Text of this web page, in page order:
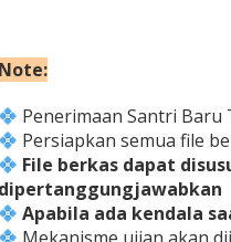
Note:
Penerimaan Santri Baru
Persiapkan semua file
File berkas dapat
dipertanggungjawabkan
Apabila ada kendala